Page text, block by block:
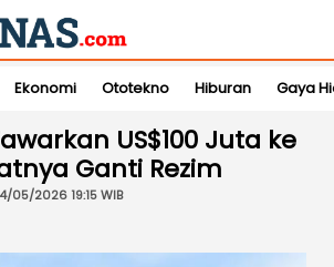
Ekonomi Ototekno Hiburan Gaya
US$100 Juta ke
Ganti Rezim
05/2026 19:15 WIB